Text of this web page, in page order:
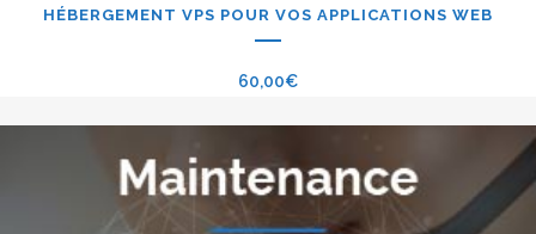
HÉBERGEMENT VPS POUR VOS APPLICATIONS WEB
60,00€